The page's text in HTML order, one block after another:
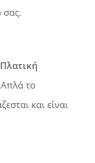
σας.
Απλά το
και είναι